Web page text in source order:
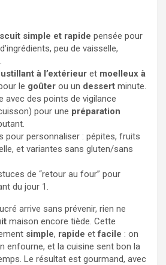
simple et rapide pensée pour
peu de vaisselle,
à l’extérieur et moelleux à
le goûter ou un dessert minute.
avec des points de vigilance
pour une préparation
pour personnaliser : pépites, fruits
et variantes sans gluten/sans
de “retour au four” pour
du jour 1.
arrive sans prévenir, rien ne
maison encore tiède. Cette
simple, rapide etfacile : on
enfourne, et la cuisine sent bon la
Le résultat est gourmand, avec